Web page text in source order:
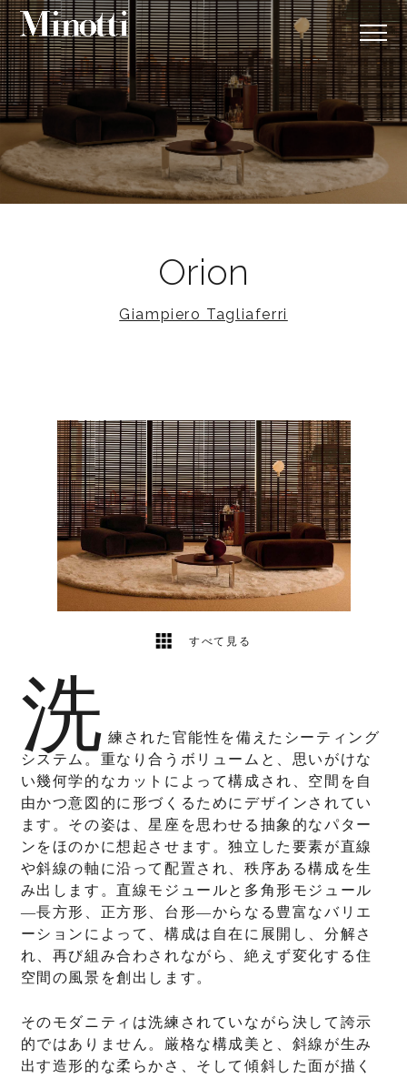
Orion
Giampiero Tagliaferri
すべて見る
洗 練された官能性を備えたシーティング
システム。重なり合うボリュームと、思いがけな
い幾何学的なカットによって構成され、空間を自
由かつ意図的に形づくるためにデザインされてい
ます。その姿は、星座を思わせる抽象的なパター
ンをほのかに想起させます。独立した要素が直線
や斜線の軸に沿って配置され、秩序ある構成を生
み出します。直線モジュールと多角形モジュール
―長方形、正方形、台形―からなる豊富なバリエ
ーションによって、構成は自在に展開し、分解さ
れ、再び組み合わされながら、絶えず変化する住
空間の風景を創出します。
そのモダニティは洗練されていながら決して誇示
的ではありません。厳格な構成美と、斜線が生み
出す造形的な柔らかさ、そして傾斜した面が描く